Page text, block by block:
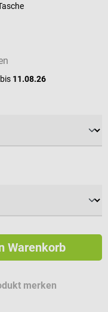
bis 11.08.26
Warenkorb
merken